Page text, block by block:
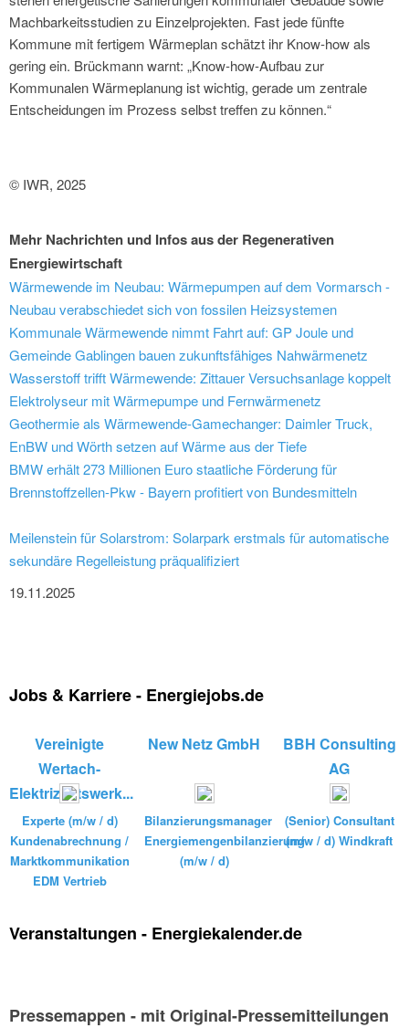
Machbarkeitsstudien zu Einzelprojekten. Fast jede fünfte
Kommune mit fertigem Wärmeplan schätzt ihr Know-how als
gering ein. Brückmann warnt: „Know-how-Aufbau zur
Kommunalen Wärmeplanung ist wichtig, gerade um zentrale
Entscheidungen im Prozess selbst treffen zu können.“
© IWR, 2025
Mehr Nachrichten und Infos aus der Regenerativen
Energiewirtschaft
Wärmewende im Neubau: Wärmepumpen auf dem Vormarsch -
Neubau verabschiedet sich von fossilen Heizsystemen
Kommunale Wärmewende nimmt Fahrt auf: GP Joule und
Gemeinde Gablingen bauen zukunftsfähiges Nahwärmenetz
Wasserstoff trifft Wärmewende: Zittauer Versuchsanlage koppelt
Elektrolyseur mit Wärmepumpe und Fernwärmenetz
Geothermie als Wärmewende-Gamechanger: Daimler Truck,
EnBW und Wörth setzen auf Wärme aus der Tiefe
BMW erhält 273 Millionen Euro staatliche Förderung für
Brennstoffzellen-Pkw - Bayern profitiert von Bundesmitteln
Meilenstein für Solarstrom: Solarpark erstmals für automatische
sekundäre Regelleistung präqualifiziert
19.11.2025
Jobs & Karriere - Energiejobs.de
Vereinigte
Wertach-
Elektrizitätswerk...
Experte (m/w / d)
Kundenabrechnung /
Marktkommunikation
EDM Vertrieb
New Netz GmbH
Bilanzierungsmanager
Energiemengenbilanzierung
(m/w / d)
BBH Consulting
AG
(Senior) Consultant
(m/w / d) Windkraft
Veranstaltungen - Energiekalender.de
Pressemappen - mit Original-Pressemitteilungen